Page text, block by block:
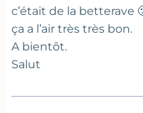
c’était de la betterave
ça a l’air très très bon.
A bientôt.
Salut